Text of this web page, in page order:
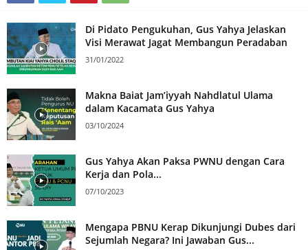
Di Pidato Pengukuhan, Gus Yahya Jelaskan
Visi Merawat Jagat Membangun Peradaban
31/01/2022
Makna Baiat Jam’iyyah Nahdlatul Ulama
dalam Kacamata Gus Yahya
03/10/2024
Gus Yahya Akan Paksa PWNU dengan Cara
Kerja dan Pola...
07/10/2023
Mengapa PBNU Kerap Dikunjungi Dubes dari
Sejumlah Negara? Ini Jawaban Gus...